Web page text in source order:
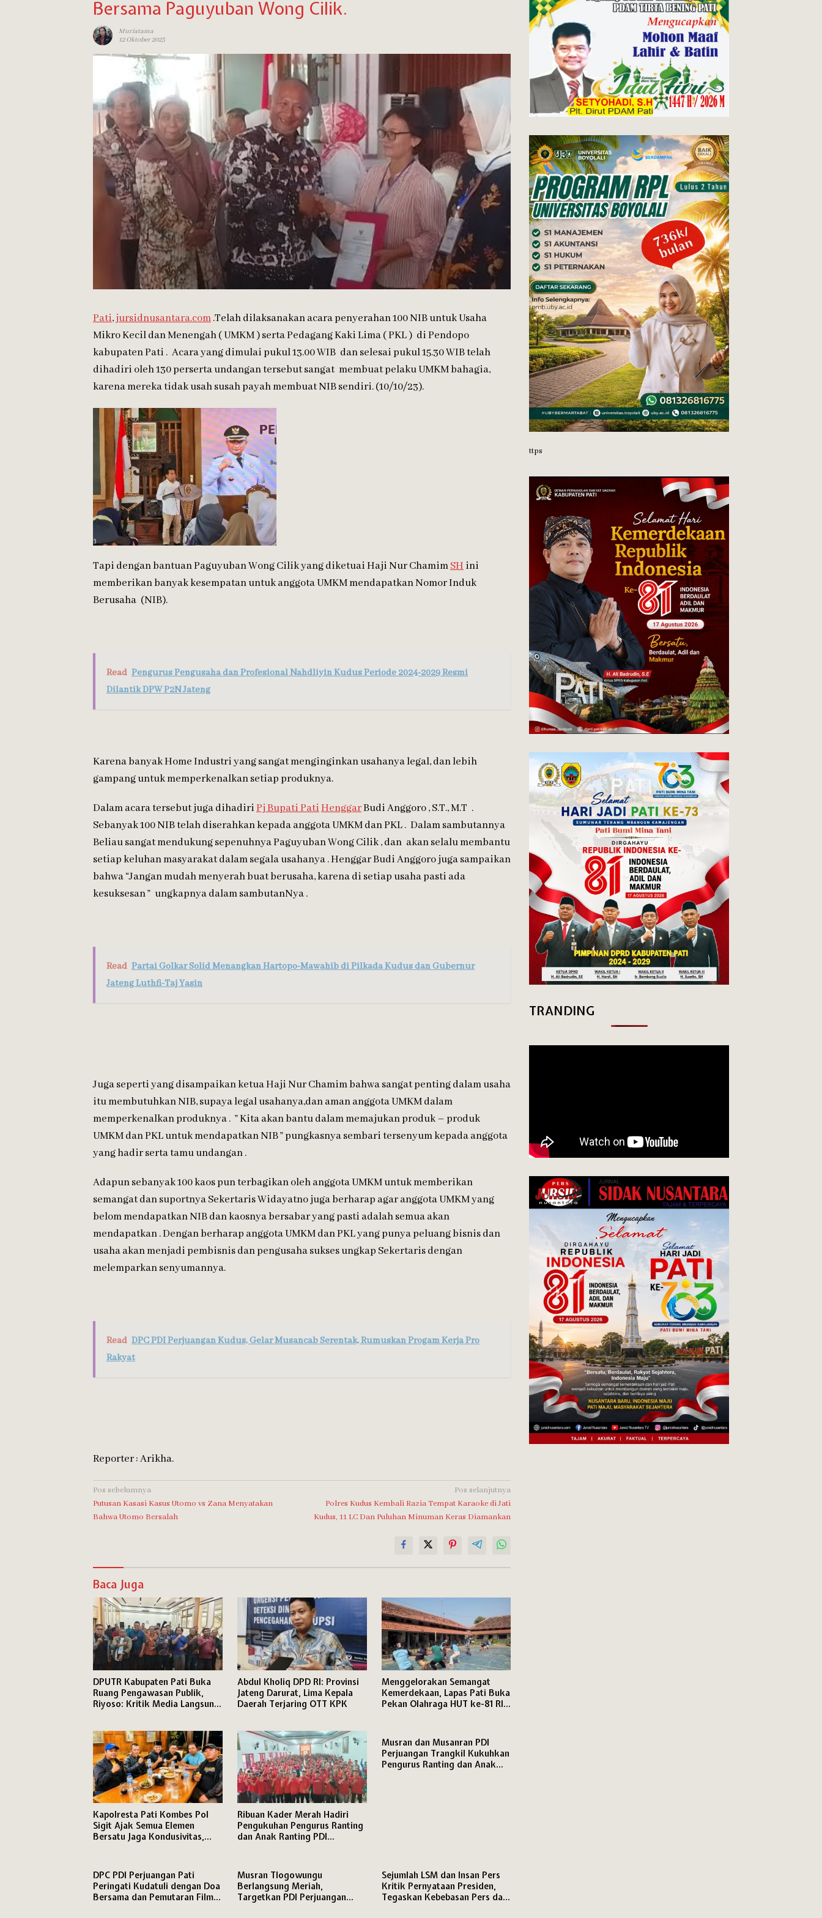
Bersama Paguyuban Wong Cilik.
Muriatama
12 Oktober 2023
Pati,jursidnusantara.com.Telah dilaksanakan acara penyerahan 100 NIB untuk Usaha
Mikro Kecil dan Menengah ( UMKM ) serta Pedagang Kaki Lima ( PKL ) di Pendopo
kabupaten Pati . Acara yang dimulai pukul 13.00 WIB dan selesai pukul 15.30 WIB telah
dihadiri oleh 130 perserta undangan tersebut sangat membuat pelaku UMKM bahagia,
karena mereka tidak usah susah payah membuat NIB sendiri. (10/10/23).
Tapi dengan bantuan Paguyuban Wong Cilik yang diketuai Haji Nur ChamimSHini
memberikan banyak kesempatan untuk anggota UMKM mendapatkan Nomor Induk
Berusaha (NIB).
Read Pengurus Pengusaha dan Profesional Nahdliyin Kudus Periode 2024-2029 Resmi
Dilantik DPW P2N Jateng
Karena banyak Home Industri yang sangat menginginkan usahanya legal, dan lebih
gampang untuk memperkenalkan setiap produknya.
Dalam acara tersebut juga dihadiriPj Bupati PatiHenggarBudi Anggoro , S.T., M.T .
Sebanyak 100 NIB telah diserahkan kepada anggota UMKM dan PKL . Dalam sambutannya
Beliau sangat mendukung sepenuhnya Paguyuban Wong Cilik , dan akan selalu membantu
setiap keluhan masyarakat dalam segala usahanya . Henggar Budi Anggoro juga sampaikan
bahwa “Jangan mudah menyerah buat berusaha, karena di setiap usaha pasti ada
kesuksesan ” ungkapnya dalam sambutanNya .
Read Partai Golkar Solid Menangkan Hartopo-Mawahib di Pilkada Kudus dan Gubernur
Jateng Luthfi-Taj Yasin
Juga seperti yang disampaikan ketua Haji Nur Chamim bahwa sangat penting dalam usaha
itu membutuhkan NIB, supaya legal usahanya,dan aman anggota UMKM dalam
memperkenalkan produknya . ” Kita akan bantu dalam memajukan produk – produk
UMKM dan PKL untuk mendapatkan NIB ” pungkasnya sembari tersenyum kepada anggota
yang hadir serta tamu undangan .
Adapun sebanyak 100 kaos pun terbagikan oleh anggota UMKM untuk memberikan
semangat dan suportnya Sekertaris Widayatno juga berharap agar anggota UMKM yang
belom mendapatkan NIB dan kaosnya bersabar yang pasti adalah semua akan
mendapatkan . Dengan berharap anggota UMKM dan PKL yang punya peluang bisnis dan
usaha akan menjadi pembisnis dan pengusaha sukses ungkap Sekertaris dengan
melemparkan senyumannya.
Read DPC PDI Perjuangan Kudus, Gelar Musancab Serentak, Rumuskan Progam Kerja Pro
Rakyat
Reporter : Arikha.
Navigasi
pos
Pos sebelumnya
Putusan Kasasi Kasus Utomo vs Zana Menyatakan
Bahwa Utomo Bersalah
Pos selanjutnya
Polres Kudus Kembali Razia Tempat Karaoke di Jati
Kudus, 11 LC Dan Puluhan Minuman Keras Diamankan
Baca Juga
DPUTR Kabupaten Pati Buka
Ruang Pengawasan Publik,
Riyoso: Kritik Media Langsung
Abdul Kholiq DPD RI: Provinsi
Jateng Darurat, Lima Kepala
Daerah Terjaring OTT KPK
Menggelorakan Semangat
Kemerdekaan, Lapas Pati Buka
Pekan Olahraga HUT ke-81 RI,
Kapolresta Pati Kombes Pol
Sigit Ajak Semua Elemen
Bersatu Jaga Kondusivitas,
Ribuan Kader Merah Hadiri
Pengukuhan Pengurus Ranting
dan Anak Ranting PDI
Musran dan Musanran PDI
Perjuangan Trangkil Kukuhkan
Pengurus Ranting dan Anak
DPC PDI Perjuangan Pati
Peringati Kudatuli dengan Doa
Bersama dan Pemutaran Film
Musran Tlogowungu
Berlangsung Meriah,
Targetkan PDI Perjuangan
Sejumlah LSM dan Insan Pers
Kritik Pernyataan Presiden,
Tegaskan Kebebasan Pers dan
ttps
TRANDING